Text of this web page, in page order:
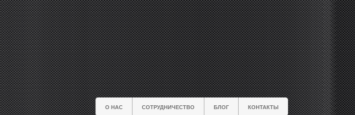
О НАС СОТРУДНИЧЕСТВО БЛОГ КОНТАКТЫ